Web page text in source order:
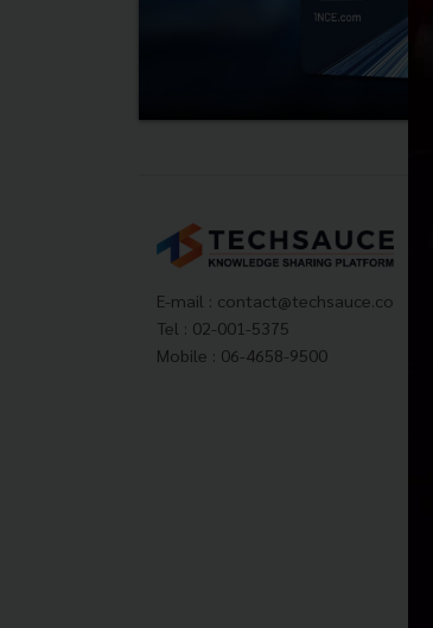
E-mail : contact@techsauce.co
Tel : 02-001-5375
Mobile : 06-4658-9500